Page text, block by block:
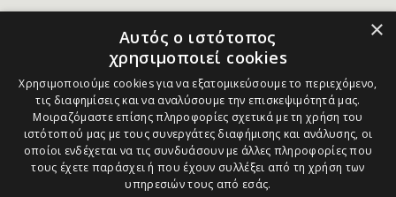
×
Αυτός ο ιστότοπος
χρησιμοποιεί cookies
Χρησιμοποιούμε cookies για να εξατομικεύσουμε το περιεχόμενο,
τις διαφημίσεις και να αναλύσουμε την επισκεψιμότητά μας.
Μοιραζόμαστε επίσης πληροφορίες σχετικά με τη χρήση του
ιστότοπού μας με τους συνεργάτες διαφήμισης και ανάλυσης, οι
οποίοι ενδέχεται να τις συνδυάσουν με άλλες πληροφορίες που
τους έχετε παράσχει ή που έχουν συλλέξει από τη χρήση των
υπηρεσιών τους από εσάς.